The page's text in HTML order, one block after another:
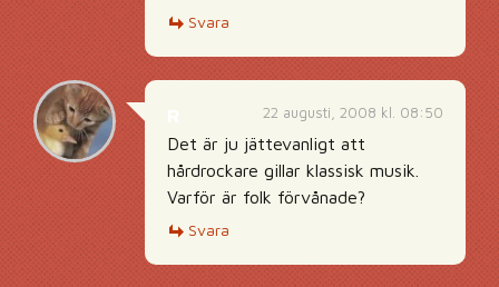
Svara
22 augusti, 2008 kl. 08:50
Det är ju jättevanligt att
hårdrockare gillar klassisk musik.
Varför är folk förvånade?
Svara